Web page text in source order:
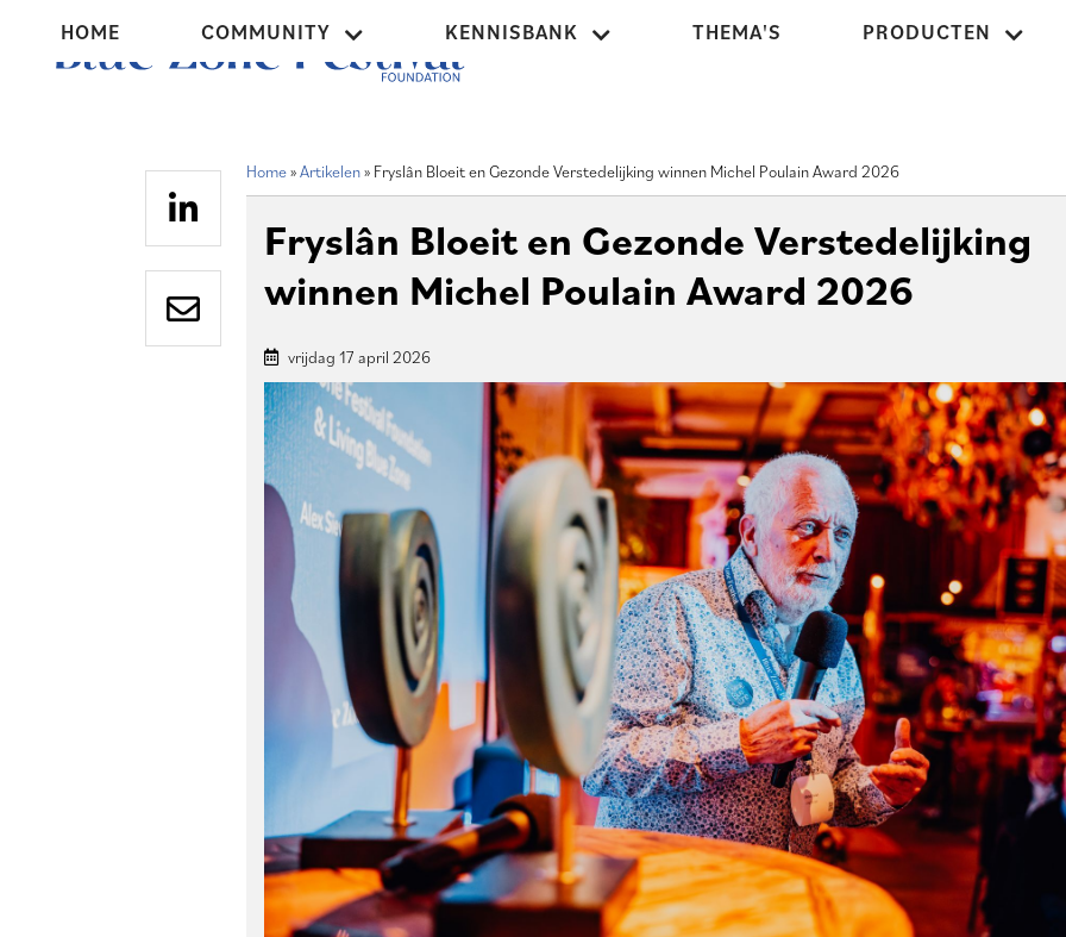
Hoofdnavigatie
HOME COMMUNITY KENNISBANK THEMA'S PRODUCTEN
Home Artikelen Fryslân Bloeit en Gezonde Verstedelijking winnen Michel Poulain Award 2026
Fryslân Bloeit en Gezonde Verstedelijking
winnen Michel Poulain Award 2026
vrijdag 17 april 2026